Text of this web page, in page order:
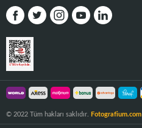
© 2022 Tüm hakları saklıdır. Fotografium.com